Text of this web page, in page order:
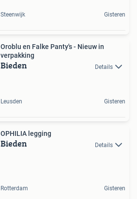
Steenwijk Gisteren
Oroblu en Falke Panty's - Nieuw in
verpakking
Bieden Details
Leusden Gisteren
OPHILIA legging
Bieden Details
Rotterdam Gisteren